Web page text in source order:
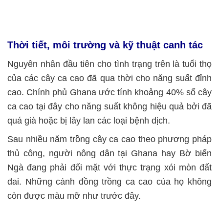
Thời tiết, môi trường và kỹ thuật canh tác
Nguyên nhân đầu tiên cho tình trạng trên là tuổi thọ
của các cây ca cao đã qua thời cho năng suất đỉnh
cao. Chính phủ Ghana ước tính khoảng 40% số cây
ca cao tại đây cho năng suất không hiệu quả bởi đã
quá già hoặc bị lây lan các loại bệnh dịch.
Sau nhiều năm trồng cây ca cao theo phương pháp
thủ công, người nông dân tại Ghana hay Bờ biển
Ngà đang phải đối mặt với thực trạng xói mòn đất
đai. Những cánh đồng trồng ca cao của họ không
còn được màu mỡ như trước đây.